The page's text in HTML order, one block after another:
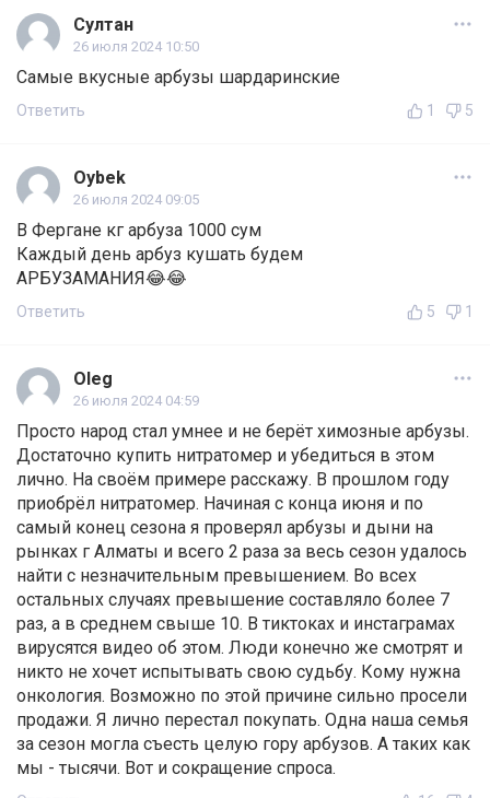
Султан
26 июля 2024 10:50
Самые вкусные арбузы шардаринские
Ответить 1 5
Oybek
26 июля 2024 09:05
В Фергане кг арбуза 1000 сум
Каждый день арбуз кушать будем
АРБУЗАМАНИЯ😂😂
Ответить 5 1
Oleg
26 июля 2024 04:59
Просто народ стал умнее и не берёт химозные арбузы.
Достаточно купить нитратомер и убедиться в этом
лично. На своём примере расскажу. В прошлом году
приобрёл нитратомер. Начиная с конца июня и по
самый конец сезона я проверял арбузы и дыни на
рынках г Алматы и всего 2 раза за весь сезон удалось
найти с незначительным превышением. Во всех
остальных случаях превышение составляло более 7
раз, а в среднем свыше 10. В тиктоках и инстаграмах
вирусятся видео об этом. Люди конечно же смотрят и
никто не хочет испытывать свою судьбу. Кому нужна
онкология. Возможно по этой причине сильно просели
продажи. Я лично перестал покупать. Одна наша семья
за сезон могла съесть целую гору арбузов. А таких как
мы - тысячи. Вот и сокращение спроса.